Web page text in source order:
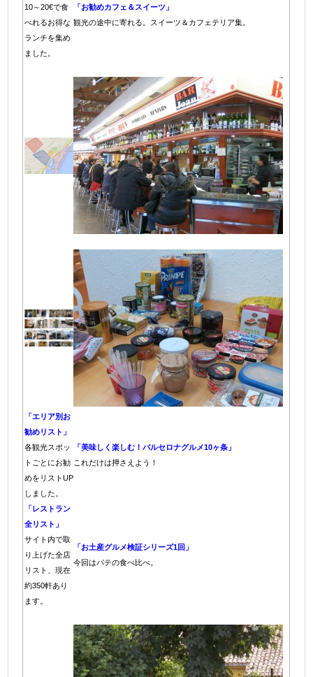
10～20€で食
べれるお得な
ランチを集め
ました。
「お勧めカフェ＆スイーツ」
観光の途中に寄れる。スイーツ＆カフェテリア集。
「エリア別お
勧めリスト」
各観光スポッ
トごとにお勧
めをリストUP
しました。
「美味しく楽しむ！バルセロナグルメ10ヶ条」
これだけは押さえよう！
「レストラン
全リスト」
サイト内で取
り上げた全店
リスト、現在
約350軒あり
ます。
「お土産グルメ検証シリーズ1回」
今回はパテの食べ比べ。